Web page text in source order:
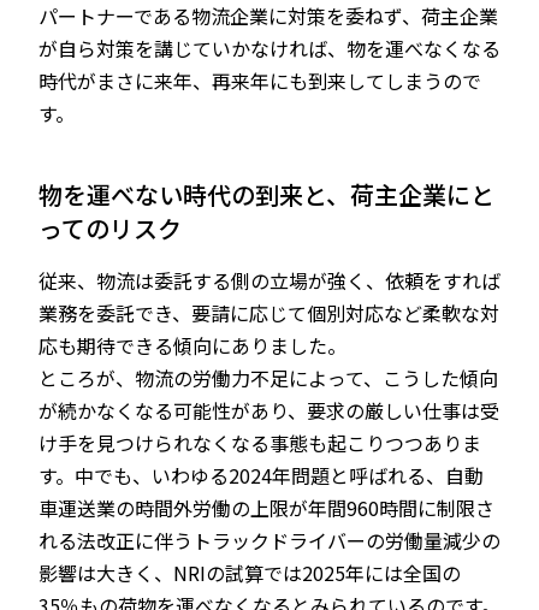
パートナーである物流企業に対策を委ねず、荷主企業
が自ら対策を講じていかなければ、物を運べなくなる
時代がまさに来年、再来年にも到来してしまうので
す。
物を運べない時代の到来と、荷主企業にと
ってのリスク
従来、物流は委託する側の立場が強く、依頼をすれば
業務を委託でき、要請に応じて個別対応など柔軟な対
応も期待できる傾向にありました。
ところが、物流の労働力不足によって、こうした傾向
が続かなくなる可能性があり、要求の厳しい仕事は受
け手を見つけられなくなる事態も起こりつつありま
す。中でも、いわゆる2024年問題と呼ばれる、自動
車運送業の時間外労働の上限が年間960時間に制限さ
れる法改正に伴うトラックドライバーの労働量減少の
影響は大きく、NRIの試算では2025年には全国の